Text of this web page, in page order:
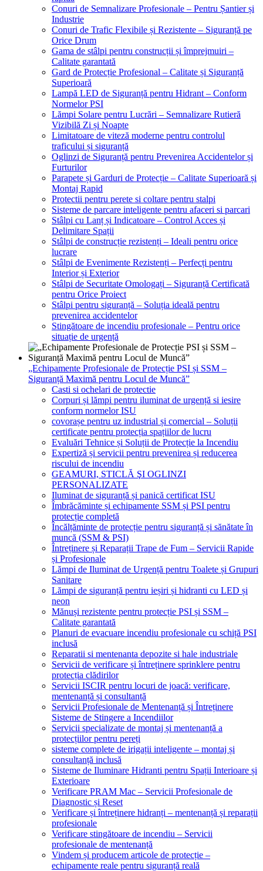
Conuri de Semnalizare Profesionale – Pentru Șantier și
Industrie
Conuri de Trafic Flexibile și Rezistente – Siguranță pe
Orice Drum
Gama de stâlpi pentru construcții și împrejmuiri –
Calitate garantată
Gard de Protecție Profesional – Calitate și Siguranță
Superioară
Lampă LED de Siguranță pentru Hidrant – Conform
Normelor PSI
Lămpi Solare pentru Lucrări – Semnalizare Rutieră
Vizibilă Zi și Noapte
Limitatoare de viteză moderne pentru controlul
traficului și siguranță
Oglinzi de Siguranță pentru Prevenirea Accidentelor și
Furturilor
Parapete și Garduri de Protecție – Calitate Superioară și
Montaj Rapid
Protectii pentru perete si coltare pentru stalpi
Sisteme de parcare inteligente pentru afaceri si parcari
Stâlpi cu Lanț și Indicatoare – Control Acces și
Delimitare Spații
Stâlpi de construcție rezistenți – Ideali pentru orice
lucrare
Stâlpi de Evenimente Rezistenți – Perfecți pentru
Interior și Exterior
Stâlpi de Securitate Omologați – Siguranță Certificată
pentru Orice Proiect
Stâlpi pentru siguranță – Soluția ideală pentru
prevenirea accidentelor
Stingătoare de incendiu profesionale – Pentru orice
situație de urgență
„Echipamente Profesionale de Protecție PSI și SSM –
Siguranță Maximă pentru Locul de Muncă”
Casti si ochelari de protectie
Corpuri și lămpi pentru iluminat de urgență si iesire
conform normelor ISU
covorașe pentru uz industrial și comercial – Soluții
certificate pentru protecția spațiilor de lucru
Evaluări Tehnice și Soluții de Protecție la Incendiu
Expertiză și servicii pentru prevenirea și reducerea
riscului de incendiu
GEAMURI, STICLĂ ŞI OGLINZI
PERSONALIZATE
Iluminat de siguranță și panică certificat ISU
Îmbrăcăminte și echipamente SSM și PSI pentru
protecție completă
Încălțăminte de protecție pentru siguranță și sănătate în
muncă (SSM & PSI)
Întreținere și Reparații Trape de Fum – Servicii Rapide
și Profesionale
Lămpi de Iluminat de Urgență pentru Toalete și Grupuri
Sanitare
Lămpi de siguranță pentru ieșiri și hidranti cu LED și
neon
Mănuși rezistente pentru protecție PSI și SSM –
Calitate garantată
Planuri de evacuare incendiu profesionale cu schiță PSI
inclusă
Reparatii si mentenanta depozite si hale industriale
Servicii de verificare și întreținere sprinklere pentru
protecția clădirilor
Servicii ISCIR pentru locuri de joacă: verificare,
mentenanță și consultanță
Servicii Profesionale de Mentenanță și Întreținere
Sisteme de Stingere a Incendiilor
Servicii specializate de montaj și mentenanță a
protecțiilor pentru pereți
sisteme complete de irigații inteligente – montaj și
consultanță inclusă
Sisteme de Iluminare Hidranti pentru Spații Interioare și
Exterioare
Verificare PRAM Mac – Servicii Profesionale de
Diagnostic și Reset
Verificare și întreținere hidranți – mentenanță și reparații
profesionale
Verificare stingătoare de incendiu – Servicii
profesionale de mentenanță
Vindem și producem articole de protecție –
echipamente reale pentru siguranță reală